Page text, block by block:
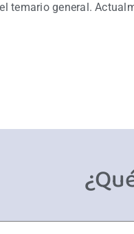
temario general.